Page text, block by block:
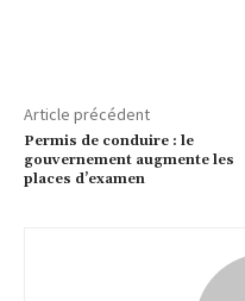
Article précédent
Permis de conduire : le
gouvernement augmente les
places d’examen